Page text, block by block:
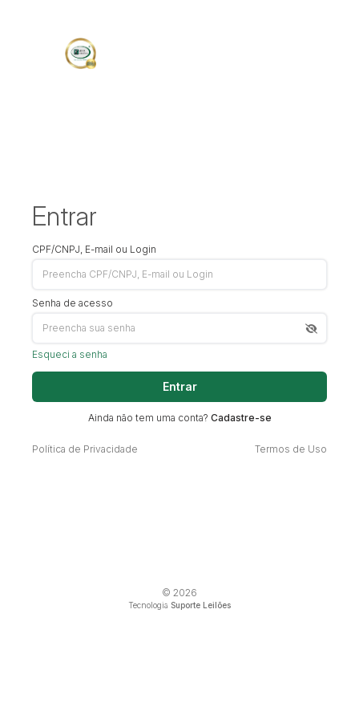
Entrar
CPF/CNPJ, E-mail ou Login
Senha de acesso
Esqueci a senha
Entrar
Ainda não tem uma conta? Cadastre-se
Política de Privacidade Termos de Uso
© 2026
Tecnologia Suporte Leilões